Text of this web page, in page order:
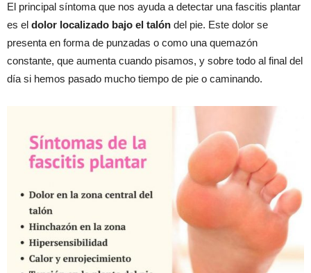
El principal síntoma que nos ayuda a detectar una fascitis plantar
es el dolor localizado bajo el talón del pie. Este dolor se
presenta en forma de punzadas o como una quemazón
constante, que aumenta cuando pisamos, y sobre todo al final del
día si hemos pasado mucho tiempo de pie o caminando.